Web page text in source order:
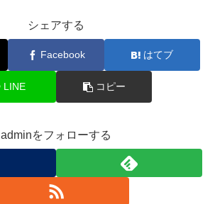
シェアする
Facebook はてブ
LINE コピー
adminをフォローする